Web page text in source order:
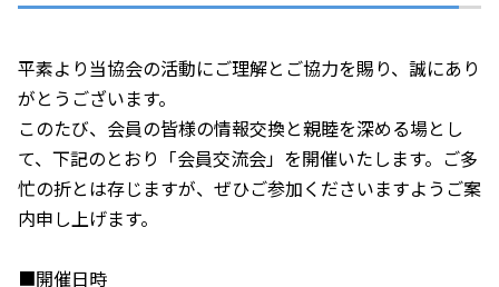
平素より当協会の活動にご理解とご協力を賜り、誠にあり
がとうございます。
このたび、会員の皆様の情報交換と親睦を深める場とし
て、下記のとおり「会員交流会」を開催いたします。ご多
忙の折とは存じますが、ぜひご参加くださいますようご案
内申し上げます。
■開催日時